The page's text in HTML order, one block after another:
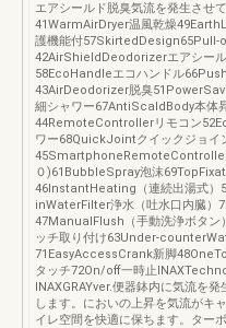
エアシールド脱臭気流を発生させて
41WarmAirDryer温風乾燥
護機能付57SkirtedDesign65Pull-
42AirShieldDeodorizerエアシー
58EcoHandleエコハンドル
43AirDeodorizer脱臭
細シャワー67AntiScaldBody本体
44RemoteControllerリモコン
ワー68QuickJointクイックジョイ
45SmartphoneRemoteController
０)61BubbleSpray泡沫
46InstantHeating（連続出湯式）
inWaterFilter浄水（吐水口内臓）
47ManualFlush（手動洗浄ボタン
ッチ取り付け63Under-
71EasyAccessCrank新脚
タッチ72On/oﬀ一時止
INAXGRAYver.便器鉢内に気流を
します。においの上昇を気流がキ
イレ空間を快適に保ちます。ター